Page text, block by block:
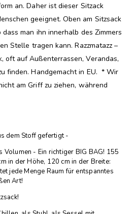
an. Daher ist dieser Sitzack
geeignet. Oben am Sitzsack
man ihn innerhalb des Zimmers
Stelle tragen kann. Razzmatazz –
oft auf Außenterrassen, Verandas,
finden. Handgemacht in EU. * Wir
am Griff zu ziehen, während
dem Stoff gefertigt -
Volumen - Ein richtiger BIG BAG! 155
in der Höhe, 120 cm in der Breite:
jede Menge Raum für entspanntes
Art!